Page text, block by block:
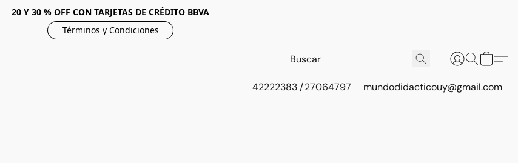
20 Y 30 % OFF CON TARJETAS DE CRÉDITO BBVA
Términos y Condiciones
42222383 / 27064797 mundodidacticouy@gmail.com